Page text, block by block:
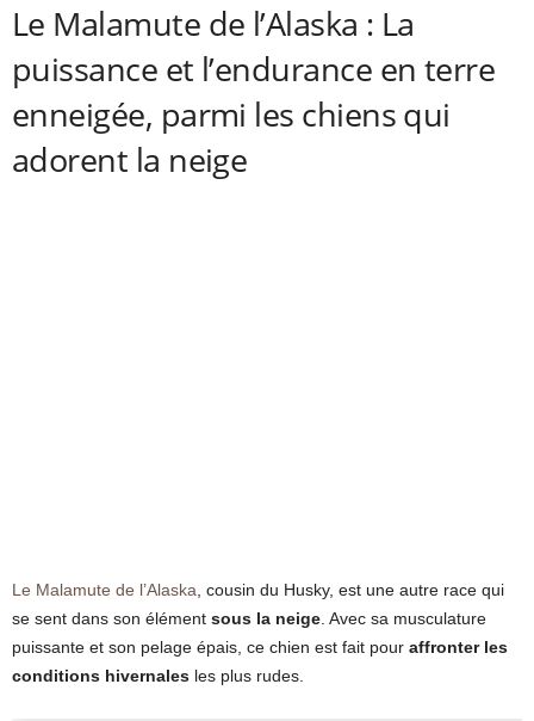
Le Malamute de l’Alaska : La
puissance et l’endurance en terre
enneigée, parmi les chiens qui
adorent la neige
Le Malamute de l’Alaska , cousin du Husky, est une autre race qui
se sent dans son élément sous la neige . Avec sa musculature
puissante et son pelage épais, ce chien est fait pour affronter les
conditions hivernales les plus rudes.